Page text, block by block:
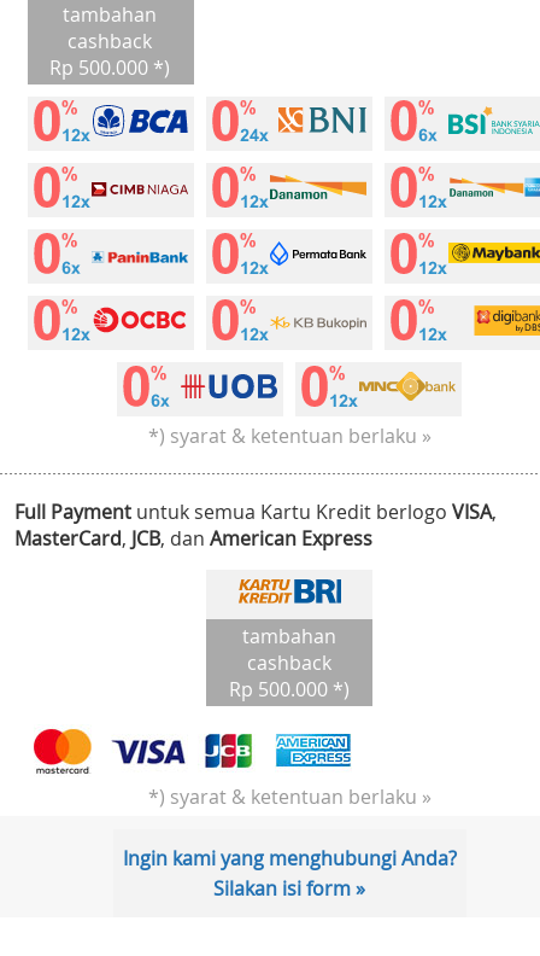
tambahan
cashback
Rp 500.000 *)
*) syarat & ketentuan berlaku »
Full Payment untuk semua Kartu Kredit berlogo VISA,
MasterCard, JCB, dan American Express
tambahan
cashback
Rp 500.000 *)
*) syarat & ketentuan berlaku »
Ingin kami yang menghubungi Anda?
Silakan isi form »